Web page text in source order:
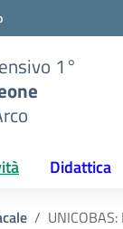
1°
Didattica